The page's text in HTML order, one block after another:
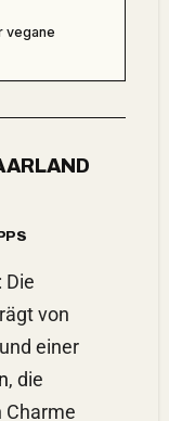
vegane
von
einer
, die
Charme